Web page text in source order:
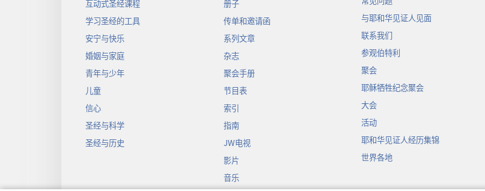
互动式圣经课程
学习圣经的工具
安宁与快乐
婚姻与家庭
青年与少年
儿童
信心
圣经与科学
圣经与历史
册子
传单和邀请函
系列文章
杂志
聚会手册
节目表
索引
指南
JW电视
影片
音乐
与耶和华见证人见面
联系我们
参观伯特利
聚会
耶稣牺牲纪念聚会
大会
活动
耶和华见证人经历集锦
世界各地